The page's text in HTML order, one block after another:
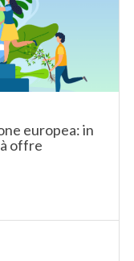
europea: in
offre